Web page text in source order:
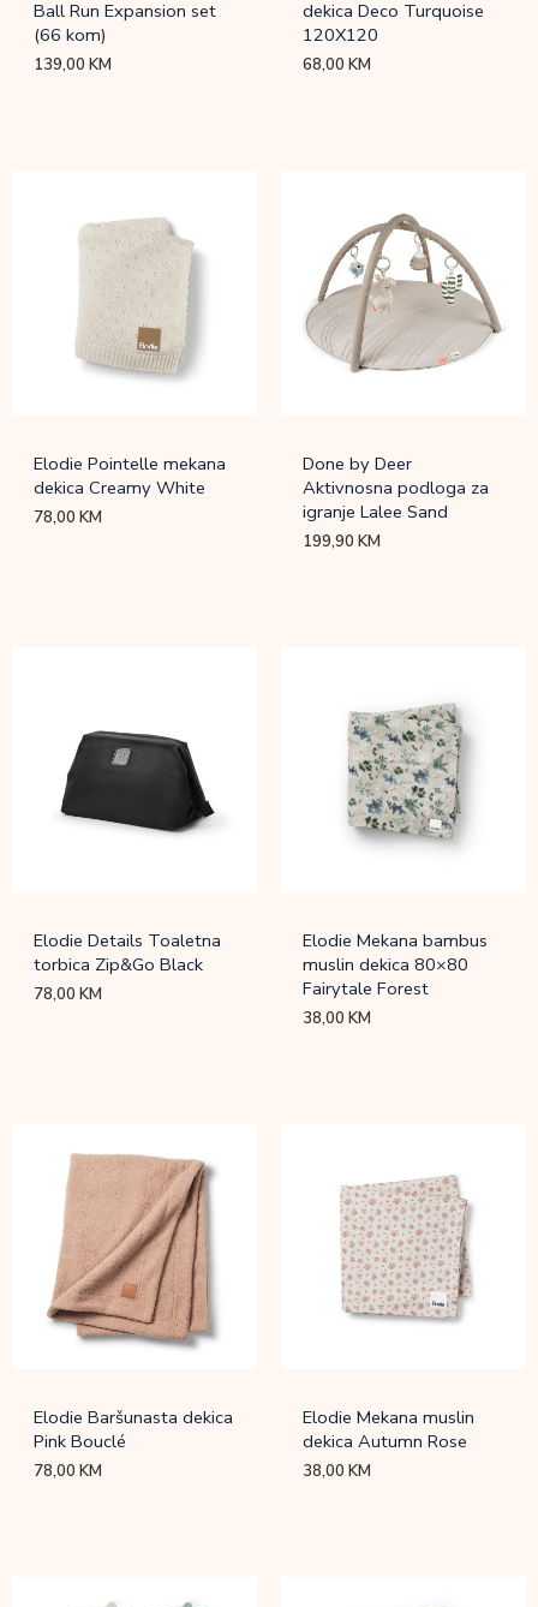
Ball Run Expansion set
(66 kom)
139,00KM
dekica Deco Turquoise
120X120
68,00KM
Elodie Pointelle mekana
dekica Creamy White
78,00KM
Done by Deer
Aktivnosna podloga za
igranje Lalee Sand
199,90KM
Elodie Details Toaletna
torbica Zip&Go Black
78,00KM
Elodie Mekana bambus
muslin dekica 80×80
Fairytale Forest
38,00KM
Elodie Baršunasta dekica
Pink Bouclé
78,00KM
Elodie Mekana muslin
dekica Autumn Rose
38,00KM